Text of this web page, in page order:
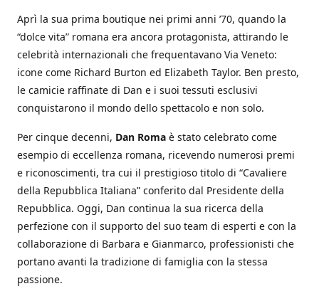
Aprì la sua prima boutique nei primi anni ’70, quando la
“dolce vita” romana era ancora protagonista, attirando le
celebrità internazionali che frequentavano Via Veneto:
icone come Richard Burton ed Elizabeth Taylor. Ben presto,
le camicie raffinate di Dan e i suoi tessuti esclusivi
conquistarono il mondo dello spettacolo e non solo.
Per cinque decenni, Dan Roma è stato celebrato come
esempio di eccellenza romana, ricevendo numerosi premi
e riconoscimenti, tra cui il prestigioso titolo di “Cavaliere
della Repubblica Italiana” conferito dal Presidente della
Repubblica. Oggi, Dan continua la sua ricerca della
perfezione con il supporto del suo team di esperti e con la
collaborazione di Barbara e Gianmarco, professionisti che
portano avanti la tradizione di famiglia con la stessa
passione.